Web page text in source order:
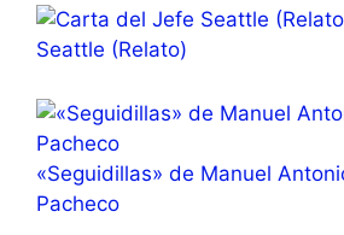
Seattle (Relato)
«Seguidillas» de Manuel
Pacheco